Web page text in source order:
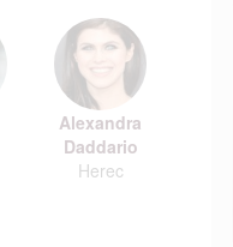
Alexandra
Daddario
Herec